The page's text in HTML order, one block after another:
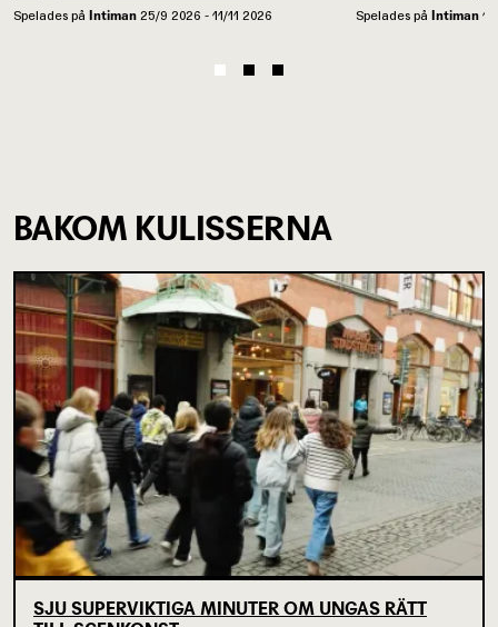
Spelades på Intiman 25/9 2026 - 11/11 2026 Spelades på Intiman
BAKOM KULISSERNA
SJU SUPERVIKTIGA MINUTER OM UNGAS RÄTT